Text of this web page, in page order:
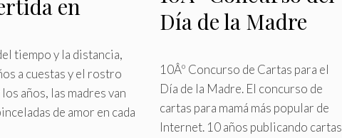
en
tiempo y la distancia,
a cuestas y el rostro
años, las madres van
de amor en cada
Día de la Madre
10Âº Concurso de Cartas para el
Día de la Madre.El concurso de
cartas para mamá más popular de
Internet. 10 años publicando cartas